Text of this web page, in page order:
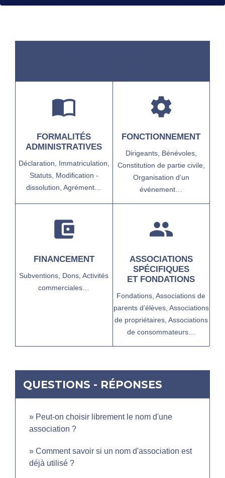
import_contacts
FORMALITÉS
ADMINISTRATIVES
Déclaration, Immatriculation,
Statuts, Modification -
dissolution,Agrément…
settings
FONCTIONNEMENT
Dirigeants, Bénévoles,
Constitution de partie civile,
Organisation d’un
événement…
account_balance_wallet
FINANCEMENT
Subventions, Dons,Activités
commerciales…
group
ASSOCIATIONS
SPÉCIFIQUES
ET FONDATIONS
Fondations,Associations de
parents d’élèves, Associations
de propriétaires, Associations
de consommateurs…
QUESTIONS - RÉPONSES
Peut-on choisir librement le nom d'une
association ?
Comment savoir si un nom d'association est
déjà utilisé ?